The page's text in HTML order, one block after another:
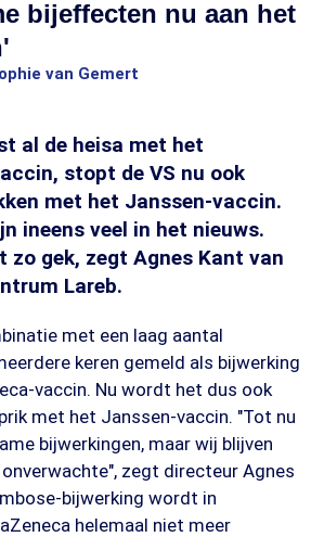
bijeffecten nu aan het
van Gemert
al de heisa met het
stopt de VS nu ook
met het Janssen-vaccin.
ineens veel in het nieuws.
zo gek, zegt Agnes Kant van
Lareb.
met een laag aantal
keren gemeld als bijwerking
vaccin. Nu wordt het dus ook
met het Janssen-vaccin. "Tot nu
bijwerkingen, maar wij blijven
zegt directeur Agnes
bijwerking wordt in
helemaal niet meer